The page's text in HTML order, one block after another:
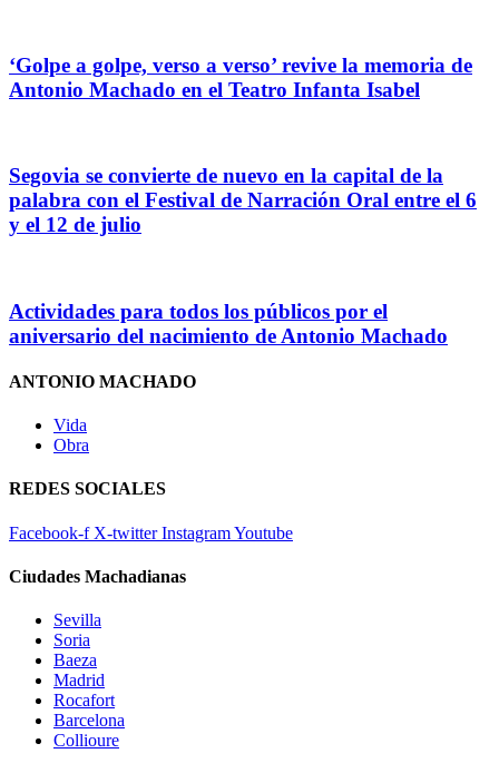
‘Golpe a golpe, verso a verso’ revive la memoria de
Antonio Machado en el Teatro Infanta Isabel
Segovia se convierte de nuevo en la capital de la
palabra con el Festival de Narración Oral entre el 6
y el 12 de julio
Actividades para todos los públicos por el
aniversario del nacimiento de Antonio Machado
ANTONIO MACHADO
Vida
Obra
REDES SOCIALES
Facebook-f X-twitter InstagramYoutube
Ciudades Machadianas
Sevilla
Soria
Baeza
Madrid
Rocafort
Barcelona
Collioure